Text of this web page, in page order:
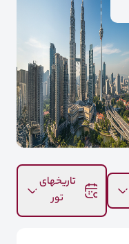
تاریخهای
تور